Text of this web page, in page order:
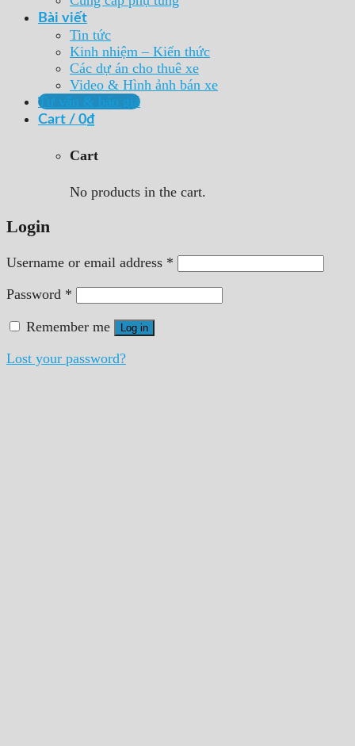
Bài viết
Tin tức
Kinh nhiệm – Kiến thức
Các dự án cho thuê xe
Video & Hình ảnh bán xe
Tư vấn & báo giá
Cart / 0₫
Cart
No products in the cart.
Login
Username or email address *
Password *
Remember me Log in
Lost your password?